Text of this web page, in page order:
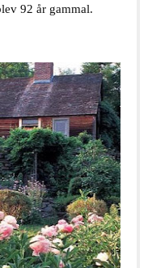
92 år gammal.